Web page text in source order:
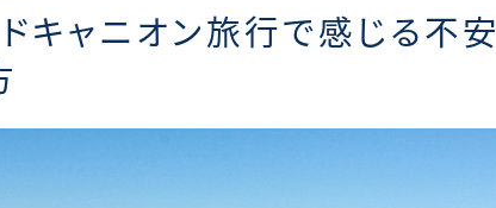
キャニオン旅行で感じる不安